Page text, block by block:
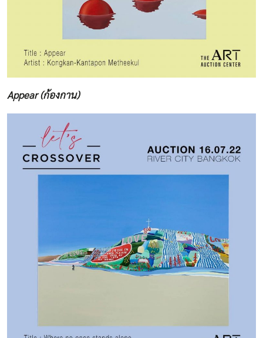
Appear (ก้องกาน)